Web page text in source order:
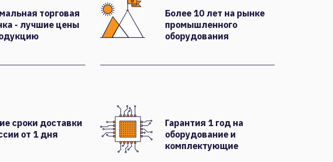
торговая
- лучшие цены
Более 10 лет на рынке
промышленного
оборудования
сроки доставки
от 1 дня
Гарантия 1 год на
оборудование и
комплектующие